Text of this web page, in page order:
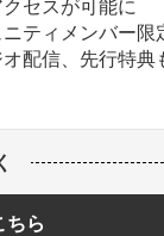
セスが可能に
ティメンバー限
配信、先行特典
ら